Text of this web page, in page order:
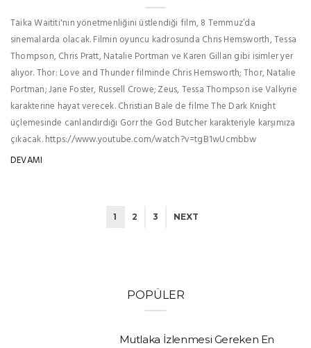
Taika Waititi'nin yönetmenliğini üstlendiği film, 8 Temmuz’da
sinemalarda olacak. Filmin oyuncu kadrosunda Chris Hemsworth, Tessa
Thompson, Chris Pratt, Natalie Portman ve Karen Gillan gibi isimler yer
alıyor. Thor: Love and Thunder filminde Chris Hemsworth; Thor, Natalie
Portman; Jane Foster, Russell Crowe; Zeus, Tessa Thompson ise Valkyrie
karakterine hayat verecek. Christian Bale de filme The Dark Knight
üçlemesinde canlandırdığı Gorr the God Butcher karakteriyle karşımıza
çıkacak. https://www.youtube.com/watch?v=tgB1wUcmbbw
DEVAMI
1 2 3 NEXT
POPÜLER
Mutlaka İzlenmesi Gereken En